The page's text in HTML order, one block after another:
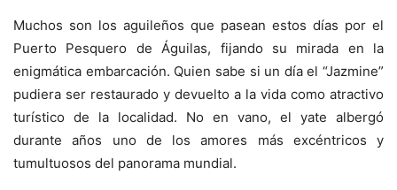
Muchos son los aguileños que pasean estos días por el
Puerto Pesquero de Águilas, fijando su mirada en la
enigmática embarcación. Quien sabe si un día el “Jazmine”
pudiera ser restaurado y devuelto a la vida como atractivo
turístico de la localidad. No en vano, el yate albergó
durante años uno de los amores más excéntricos y
tumultuosos del panorama mundial.